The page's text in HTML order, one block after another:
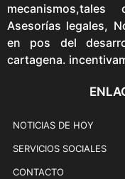
mecanismos,tales
Asesorías legales,
en pos del
cartagena.
NOTICIAS DE HOY
SERVICIOS SOCIALES
CONTACTO